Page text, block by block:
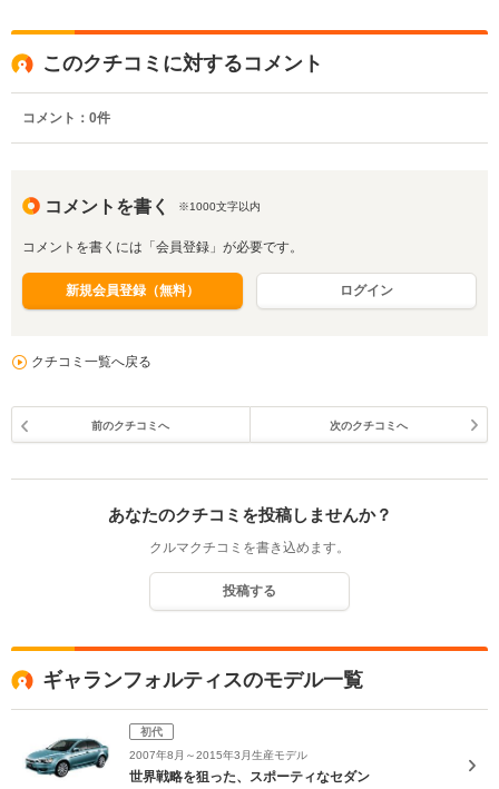
このクチコミに対するコメント
コメント： 0件
コメントを書く ※1000文字以内
コメントを書くには「会員登録」が必要です。
新規会員登録（無料） ログイン
クチコミ一覧へ戻る
前のクチコミへ 次のクチコミへ
あなたのクチコミを投稿しませんか？
クルマクチコミを書き込めます。
投稿する
ギャランフォルティスのモデル一覧
初代
2007年8月～2015年3月生産モデル
世界戦略を狙った、スポーティなセダン